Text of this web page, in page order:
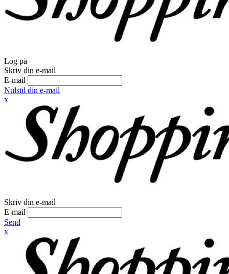
Log på
Skriv din e-mail
E-mail
Nulstil din e-mail
x
Skriv din e-mail
E-mail
Send
x